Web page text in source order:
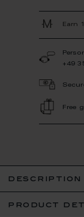
Earn
+49
Free
description
product